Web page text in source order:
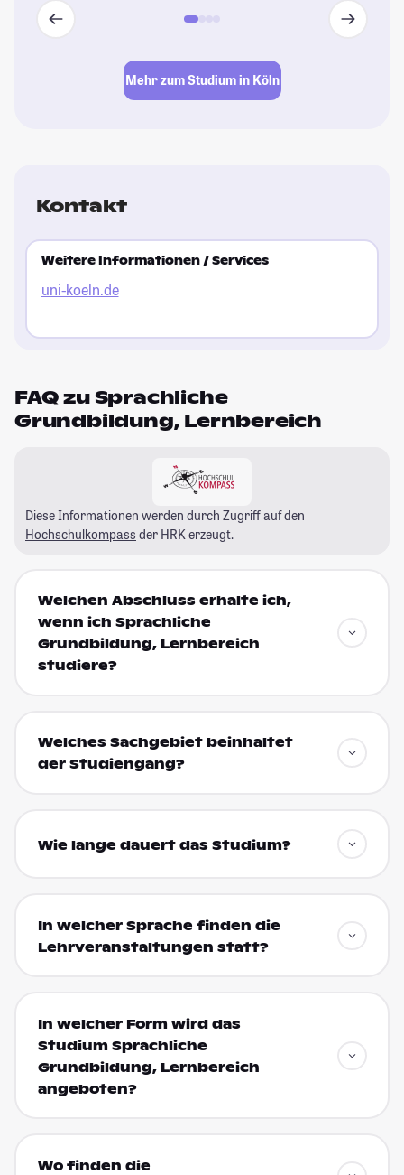
Mehr zum Studium in Köln
Kontakt
Weitere Informationen / Services
uni-koeln.de
FAQ zu Sprachliche
Grundbildung, Lernbereich
Diese Informationen werden durch Zugriff auf den
Hochschulkompass der HRK erzeugt.
Welchen Abschluss erhalte ich,
wenn ich Sprachliche
Grundbildung, Lernbereich
studiere?
Welches Sachgebiet beinhaltet
der Studiengang?
Wie lange dauert das Studium?
In welcher Sprache finden die
Lehrveranstaltungen statt?
In welcher Form wird das
Studium Sprachliche
Grundbildung, Lernbereich
angeboten?
Wo finden die